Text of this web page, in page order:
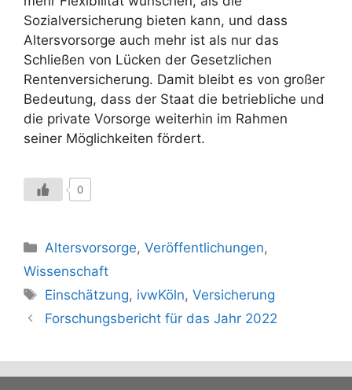
Sozialversicherung bieten kann, und dass
Altersvorsorge auch mehr ist als nur das
Schließen von Lücken der Gesetzlichen
Rentenversicherung. Damit bleibt es von großer
Bedeutung, dass der Staat die betriebliche und
die private Vorsorge weiterhin im Rahmen
seiner Möglichkeiten fördert.
0
Kategorien
Altersvorsorge,Veröffentlichungen,
Wissenschaft
Schlagwörter
Einschätzung, ivwKöln,Versicherung
Forschungsbericht für das Jahr 2022